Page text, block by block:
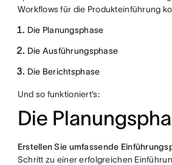
Workflows für die Produkteinführung
Die Planungsphase
Die Ausführungsphase
Die Berichtsphase
Und so funktioniert’s:
Die
Erstellen Sie umfassende
Schritt zu einer erfolgreichen